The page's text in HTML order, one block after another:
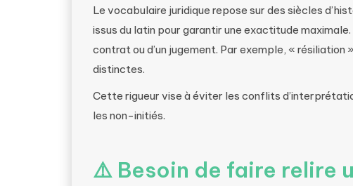
Le vocabulaire juridique repose sur des siècles
issus du latin pour garantir une exactitude
contrat ou d’un jugement. Par exemple, «
distinctes.
Cette rigueur vise à éviter les conflits
les non-initiés.
⚠️ Besoin de faire relire